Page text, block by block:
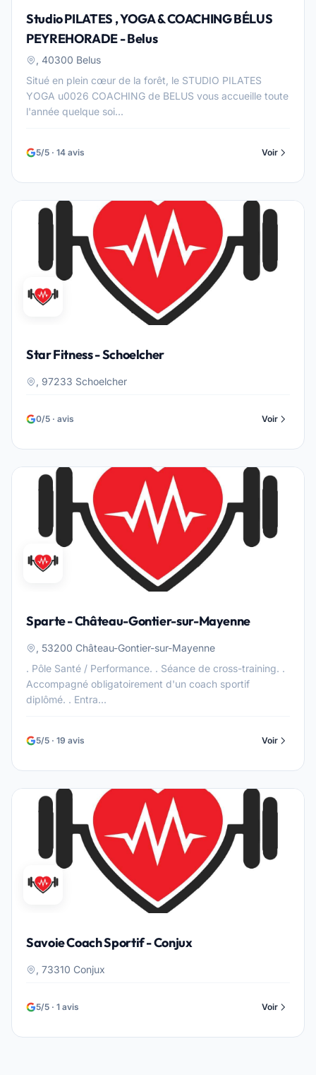
Studio PILATES , YOGA & COACHING BÉLUS
PEYREHORADE - Belus
, 40300 Belus
Situé en plein cœur de la forêt, le STUDIO PILATES
YOGA u0026 COACHING de BELUS vous accueille toute
l'année quelque soi...
5/5 · 14 avis Voir
Star Fitness - Schoelcher
, 97233 Schoelcher
0/5 · avis Voir
Sparte - Château-Gontier-sur-Mayenne
, 53200 Château-Gontier-sur-Mayenne
. Pôle Santé / Performance. . Séance de cross-training. .
Accompagné obligatoirement d'un coach sportif
diplômé. . Entra...
5/5 · 19 avis Voir
Savoie Coach Sportif - Conjux
, 73310 Conjux
5/5 · 1 avis Voir